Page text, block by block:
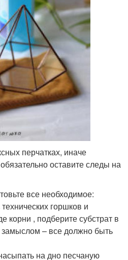
перчатках, иначе
оставите следы на
все необходимое:
горшков и
корни , подберите субстрат в
– все должно быть
на дно песчаную